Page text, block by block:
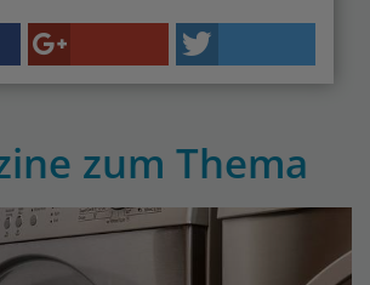
zum Thema